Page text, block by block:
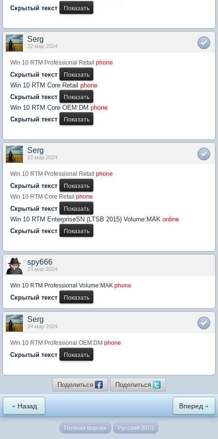
Скрытый текст
Serg
22 мар 2024
Win 10 RTM Professional Retail phone
Скрытый текст
Win 10 RTM Core Retail phone
Скрытый текст
Win 10 RTM Core OEM:DM phone
Скрытый текст
Serg
22 мар 2024
Win 10 RTM Professional Retail phone
Скрытый текст
Win 10 RTM Core Retail phone
Скрытый текст
Win 10 RTM EnterpriseSN (LTSB 2015) Volume:MAK online
Скрытый текст
spy666
23 мар 2024
Win 10 RTM Professional Volume:MAK phone
Скрытый текст
Serg
24 мар 2024
Win 10 RTM Professional OEM:DM phone
Скрытый текст
Поделиться Поделиться
« Назад Вперед »
Полная версия Русский (RU)